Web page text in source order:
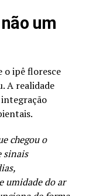
um
o ipê floresce
A realidade
chegou o
sinais
umidade do ar